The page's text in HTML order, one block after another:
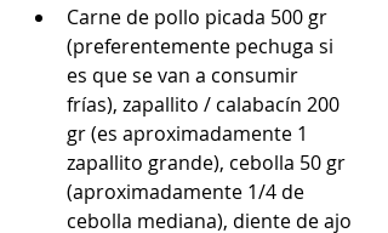
Carne de pollo picada 500 gr
(preferentemente pechuga si
es que se van a consumir
frías), zapallito / calabacín 200
gr (es aproximadamente 1
zapallito grande), cebolla 50 gr
(aproximadamente 1/4 de
cebolla mediana), diente de ajo